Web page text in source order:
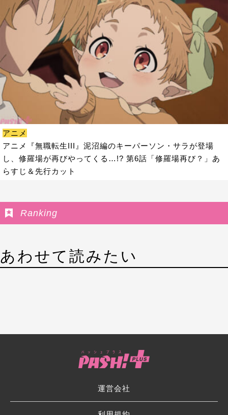
アニメ
アニメ『無職転生III』泥沼編のキーパーソン・サラが登場
し、修羅場が再びやってくる…!? 第6話「修羅場再び？」あ
らすじ＆先行カット
Ranking
あわせて読みたい
運営会社